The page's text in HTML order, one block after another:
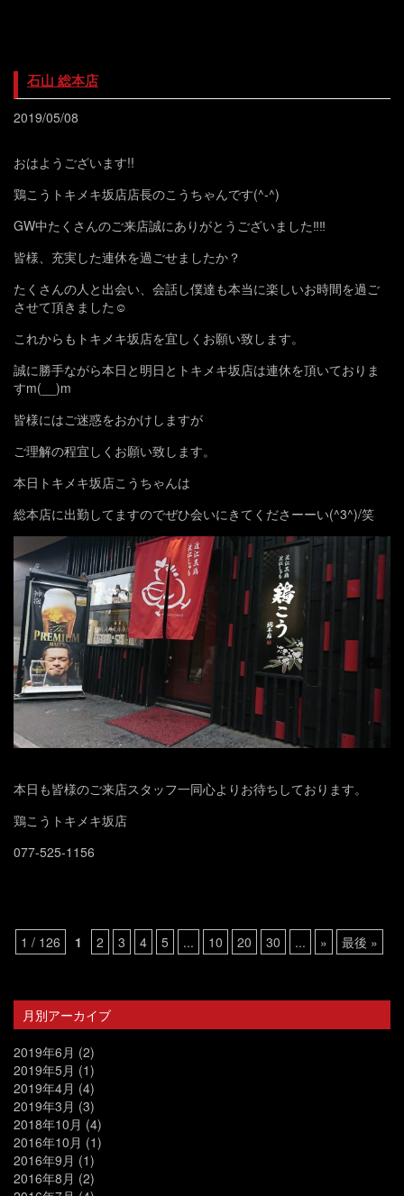
石山 総本店
2019/05/08
おはようございます!!
鶏こうトキメキ坂店店長のこうちゃんです(^-^)
GW中たくさんのご来店誠にありがとうございました‼️‼️
皆様、充実した連休を過ごせましたか？
たくさんの人と出会い、会話し僕達も本当に楽しいお時間を過ご
させて頂きました☺️
これからもトキメキ坂店を宜しくお願い致します。
誠に勝手ながら本日と明日とトキメキ坂店は連休を頂いておりま
すm(__)m
皆様にはご迷惑をおかけしますが
ご理解の程宜しくお願い致します。
本日トキメキ坂店こうちゃんは
総本店に出勤してますのでぜひ会いにきてくださーーい(^3^)/笑
本日も皆様のご来店スタッフ一同心よりお待ちしております。
鶏こうトキメキ坂店
077-525-1156
1 / 126 1 2 3 4 5 ... 10 20 30 ... » 最後 »
月別アーカイブ
2019年6月 (2)
2019年5月 (1)
2019年4月 (4)
2019年3月 (3)
2018年10月 (4)
2016年10月 (1)
2016年9月 (1)
2016年8月 (2)